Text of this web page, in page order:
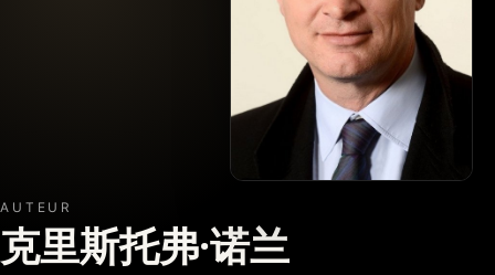
AUTEUR
克里斯托弗·诺兰